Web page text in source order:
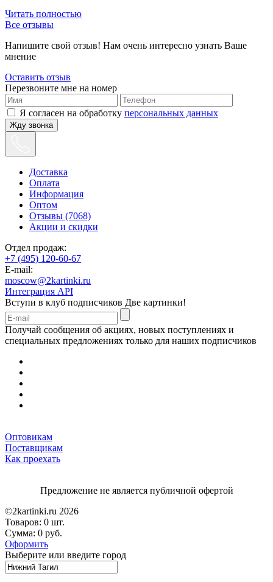
Читать полностью
Все отзывы
Напишите свой отзыв! Нам очень интересно узнать Ваше
мнение
Оставить отзыв
Перезвоните мне на номер
Я согласен на обработку персональных данных
Жду звонка
Доставка
Оплата
Информация
Оптом
Отзывы (7068)
Акции и скидки
Отдел продаж:
+7 (495) 120-60-67
E-mail:
moscow@2kartinki.ru
Интеграция API
Вступи в клуб подписчиков Две картинки!
Получай сообщения об акциях, новых поступлениях и
специальных предложениях только для наших подписчиков
Оптовикам
Поставщикам
Как проехать
Предложение не является публичной офертой
©2kartinki.ru 2026
Товаров: 0 шт.
Сумма: 0 руб.
Оформить
Выберите или введите город